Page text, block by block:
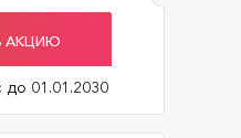
АКЦИЮ
до 01.01.2030